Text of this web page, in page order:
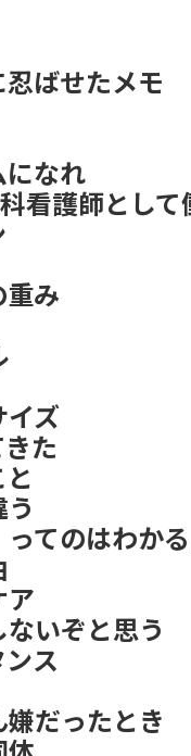
ばせたメモ
なれ
看護師として
み
ズ
た
ってのはわか
ア
いぞと思う
ス
だったとき